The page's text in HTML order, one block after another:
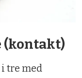
(kontakt)
tre med